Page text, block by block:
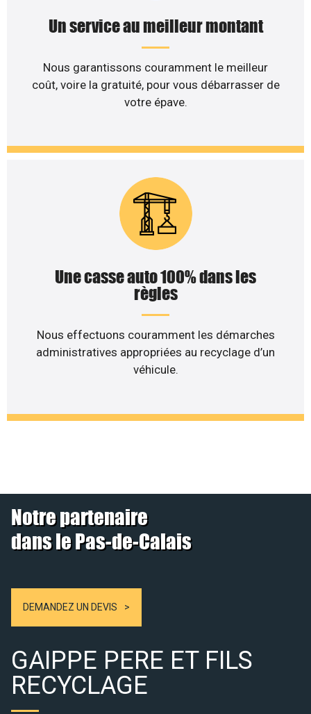
Un service au meilleur montant
Nous garantissons couramment le meilleur
coût, voire la gratuité, pour vous débarrasser de
votre épave.
Une casse auto 100% dans les
règles
Nous effectuons couramment les démarches
administratives appropriées au recyclage d’un
véhicule.
Notre partenaire
dans le Pas-de-Calais
DEMANDEZ UN DEVIS
GAIPPE PERE ET FILS
RECYCLAGE